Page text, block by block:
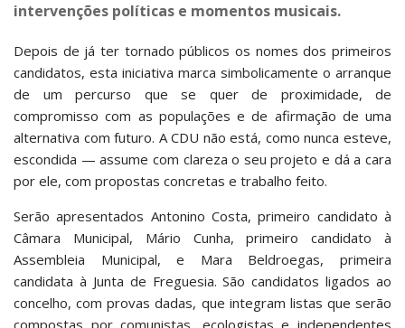
intervenções políticas e momentos musicais.
Depois de já ter tornado públicos os nomes dos primeiros
candidatos, esta iniciativa marca simbolicamente o arranque
de um percurso que se quer de proximidade, de
compromisso com as populações e de afirmação de uma
alternativa com futuro. A CDU não está, como nunca esteve,
escondida — assume com clareza o seu projeto e dá a cara
por ele, com propostas concretas e trabalho feito.
Serão apresentados Antonino Costa, primeiro candidato à
Câmara Municipal, Mário Cunha, primeiro candidato à
Assembleia Municipal, e Mara Beldroegas, primeira
candidata à Junta de Freguesia. São candidatos ligados ao
concelho, com provas dadas, que integram listas que serão
compostas por comunistas, ecologistas e independentes